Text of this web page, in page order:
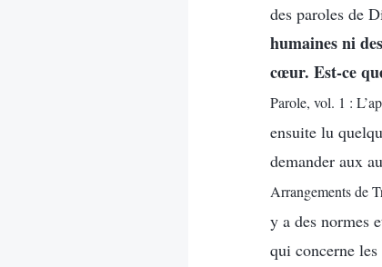
des paroles de
humaines ni
cœur. Est-ce
Parole, vol. 1 :
ensuite lu
demander aux
Arrangements de
y a des normes
qui concerne